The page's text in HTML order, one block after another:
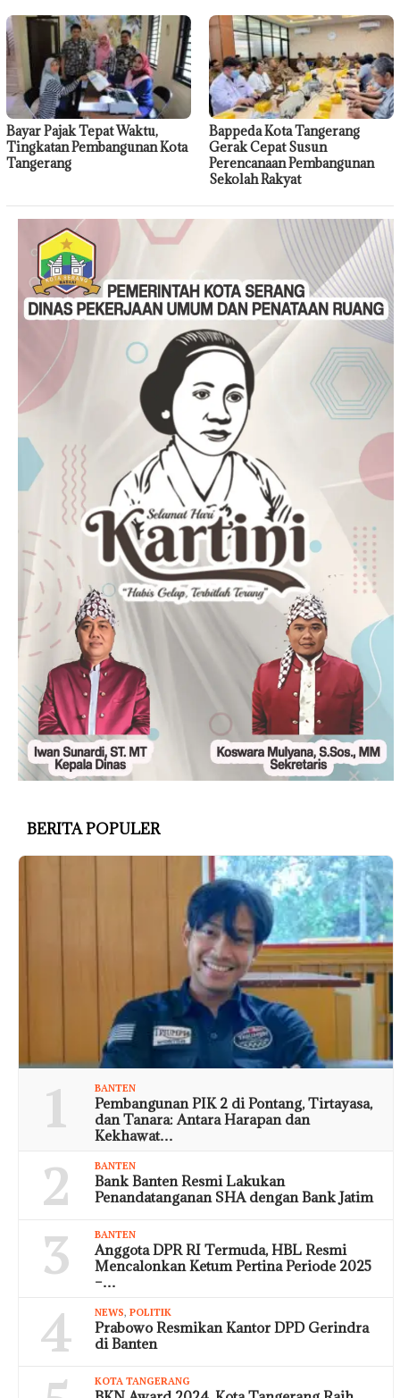
Bayar Pajak Tepat Waktu,
Tingkatan Pembangunan Kota
Tangerang
Bappeda Kota Tangerang
Gerak Cepat Susun
Perencanaan Pembangunan
Sekolah Rakyat
BERITA POPULER
1 BANTEN
Pembangunan PIK 2 di Pontang, Tirtayasa,
dan Tanara: Antara Harapan dan
Kekhawat…
2 BANTEN
Bank Banten Resmi Lakukan
Penandatanganan SHA dengan Bank Jatim
3 BANTEN
Anggota DPR RI Termuda, HBL Resmi
Mencalonkan Ketum Pertina Periode 2025
–…
4 NEWS, POLITIK
Prabowo Resmikan Kantor DPD Gerindra
di Banten
KOTA TANGERANG